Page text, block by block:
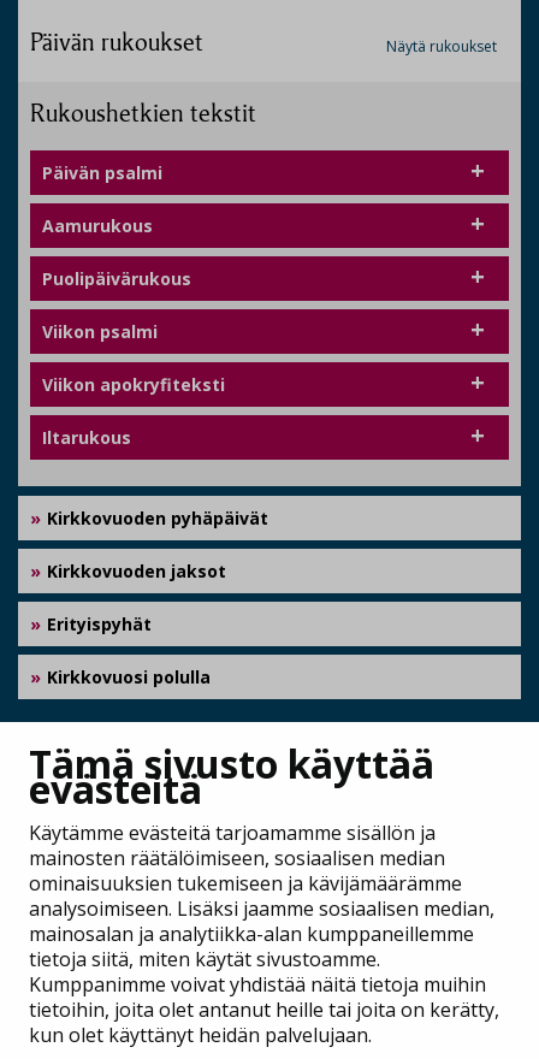
Tämä sivusto käyttää
evästeitä
Käytämme evästeitä tarjoamamme sisällön ja
mainosten räätälöimiseen, sosiaalisen median
ominaisuuksien tukemiseen ja kävijämäärämme
analysoimiseen. Lisäksi jaamme sosiaalisen median,
mainosalan ja analytiikka-alan kumppaneillemme
tietoja siitä, miten käytät sivustoamme.
Kumppanimme voivat yhdistää näitä tietoja muihin
tietoihin, joita olet antanut heille tai joita on kerätty,
kun olet käyttänyt heidän palvelujaan.
Päivän rukoukset Näytä rukoukset
Rukoushetkien tekstit
Päivän psalmi
Aamurukous
Puolipäivärukous
Viikon psalmi
Viikon apokryfiteksti
Iltarukous
Kirkkovuoden pyhäpäivät
Kirkkovuoden jaksot
Erityispyhät
Kirkkovuosi polulla
Kirkkokäsikirja